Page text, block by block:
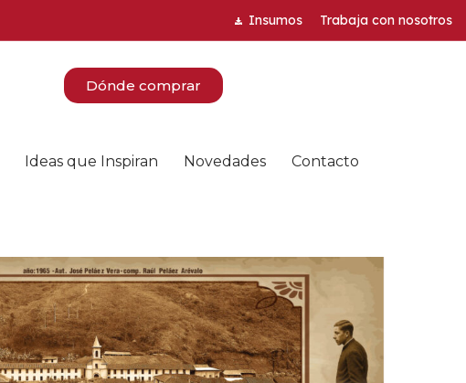
Insumos Trabaja con nosotros
Dónde comprar
Ideas que Inspiran Novedades Contacto